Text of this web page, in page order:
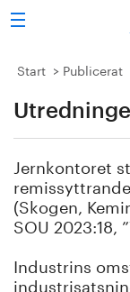
Sök
Stålindustrin
Vision 2050
Forskning/
Energi/miljö
Start Publicerat
Jernkontoret
(Skogen,
SOU 2023:18,
Industrins